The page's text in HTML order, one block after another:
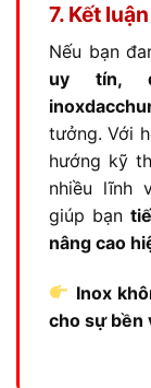
7. Kết luận
Nếu bạn
uy tín,
tưởng. Với
hướng kỹ
nhiều lĩnh
giúp bạn
nâng cao
Inox
cho sự bền